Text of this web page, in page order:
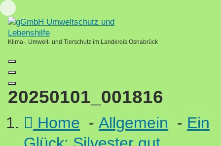
Skip
to
content
Loading...
Klima-, Umwelt- und Tierschutz im Landkreis Osnabrück
20250101_001816
Home - Allgemein - Ein